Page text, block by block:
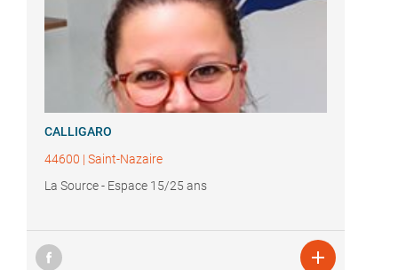
CALLIGARO
44600 | Saint-Nazaire
La Source - Espace 15/25 ans
